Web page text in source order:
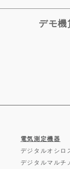
デモ機
電気測定機器
デジタルオシロ
デジタルマルチ